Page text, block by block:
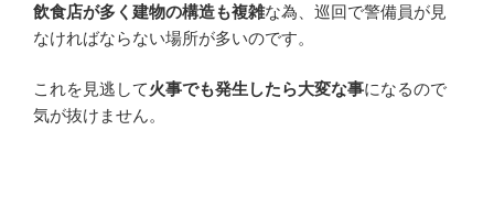
飲食店が多く建物の構造も複雑な為、巡回で警備員が見
なければならない場所が多いのです。
これを見逃して火事でも発生したら大変な事になるので
気が抜けません。